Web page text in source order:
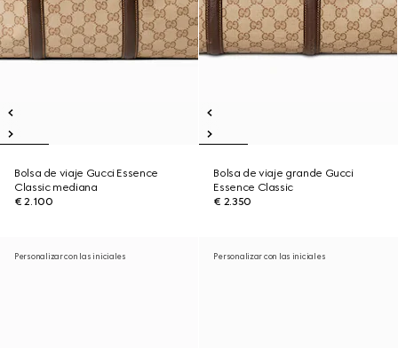
Bolsa de viaje Gucci Essence
Classic mediana
€ 2.100
Bolsa de viaje grande Gucci
Essence Classic
€ 2.350
Personalizar con las iniciales Personalizar con las iniciales